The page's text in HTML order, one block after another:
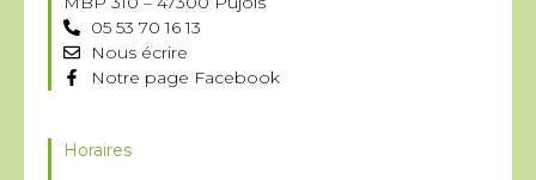
05 53 70 16 13
Nous écrire
Notre page Facebook
Horaires